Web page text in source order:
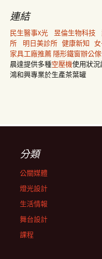
連結
民生醫事X光 昱倫生物科技
所
明日美診所 健康新知
家具工廠推薦 隱形鐵窗辦公
晨達提供多種空壓機使用狀況
鴻和興專業於生產茶葉罐
分類
公關媒體
燈光設計
生活情報
舞台設計
課程